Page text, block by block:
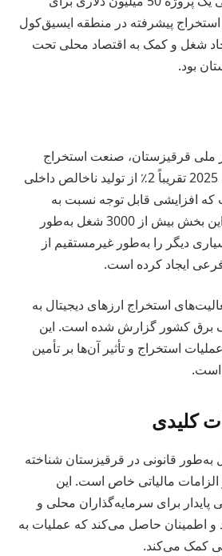
پیشرفته در منطقه ایسیق‌کول
شغل و کمک به اقتصاد محلی تحت
بود.
ملی قرقیزستان، صنعت استخراج
ارزهای دیجیتال در سال 2025 تقریباً 2٪ از تولید ناخالص داخلی
که افزایشی قابل توجه نسبت به
سال‌های گذشته است. این بخش بیش از 3000 شغل به‌طور
دیگر را به‌طور غیرمستقیم از
ایجاد کرده است.
استخراج ارزهای دیجیتال به
مصرف برق کشور گزارش شده است. این
استخراج و تأثیر آن‌ها بر تأمین
است.
کلیدی
به‌طور قانونی در قرقیزستان شناخته
مالیاتی خاص است. این
برای سرمایه‌گذاران محلی و
و اطمینان حاصل می‌کند که عملیات به
کمک می‌کند.